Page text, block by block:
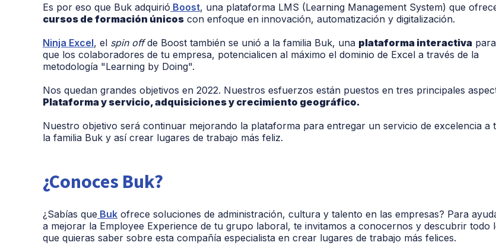
Es por eso que Buk adquirió Boost, una plataforma LMS (Learning Management System) que
cursos de formación únicos con enfoque en innovación, automatización y digitalización.
Ninja Excel, el spin offde Boost también se unió a la familia Buk, una plataforma interactiva para
que los colaboradores de tu empresa, potencialicen al máximo el dominio de Excel a través de la
metodología "Learning by Doing".
Nos quedan grandes objetivos en 2022. Nuestros esfuerzos están puestos en tres principales
Plataforma y servicio, adquisiciones y crecimiento geográfico.
Nuestro objetivo será continuar mejorando la plataforma para entregar un servicio de excelencia a
la familia Buk y así crear lugares de trabajo más feliz.
¿Conoces Buk?
¿Sabías que Buk ofrece soluciones de administración, cultura y talento en las empresas? Para
a mejorar la Employee Experience de tu grupo laboral, te invitamos a conocernos y descubrir todo
que quieras saber sobre esta compañía especialista en crear lugares de trabajo más felices.